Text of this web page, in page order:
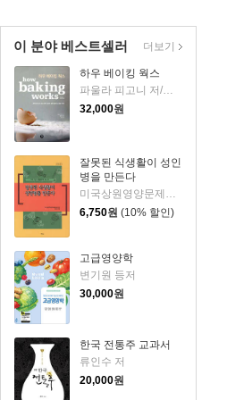
이 분야 베스트셀러
하우 베이킹 웍스
파울라 피고니 저/윤현정 역/임태언 감수
32,000원
잘못된 식생활이 성인
병을 만든다
미국상원영양문제특별위원회 저/원태진 편역
6,750원 (10% 할인)
고급영양학
변기원 등저
30,000원
한국 전통주 교과서
류인수 저
20,000원
더보기